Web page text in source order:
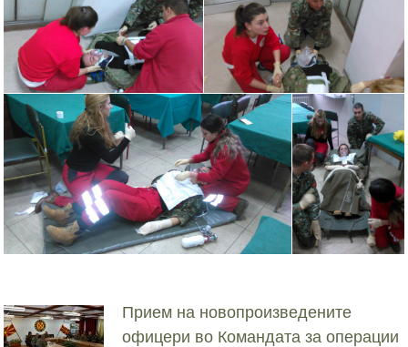
Прием на новопроизведените
офицери во Командата за операции